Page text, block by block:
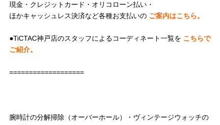
現金・クレジットカード・オリコローン払い・
ほかキャッシュレス決済など各種お支払いの ご案内はこちら。
●TiCTAC神戸店のスタッフによるコーディネート一覧を こちらで
ご紹介。
===================
腕時計の分解掃除（オーバーホール）・ヴィンテージウォッチの